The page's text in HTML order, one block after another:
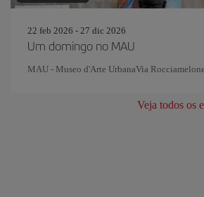
22 feb 2026 - 27 dic 2026
Um domingo no MAU
MAU - Museo d'Arte UrbanaVia
Veja todos os